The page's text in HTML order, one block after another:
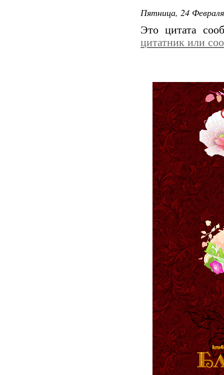
Пятница, 24
Это цитата
цитатник или